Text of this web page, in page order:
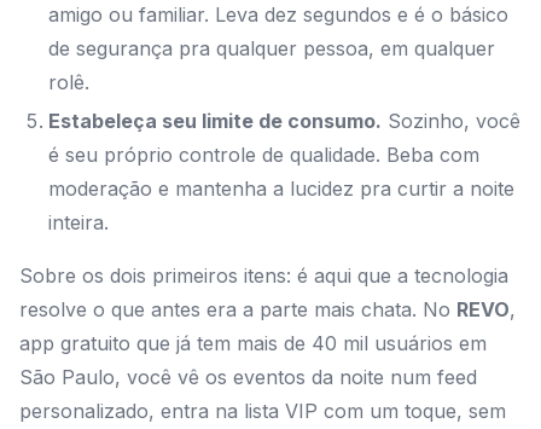
amigo ou familiar. Leva dez segundos e é o básico
de segurança pra qualquer pessoa, em qualquer
rolê.
Estabeleça seu limite de consumo. Sozinho, você
é seu próprio controle de qualidade. Beba com
moderação e mantenha a lucidez pra curtir a noite
inteira.
Sobre os dois primeiros itens: é aqui que a tecnologia
resolve o que antes era a parte mais chata. No REVO,
app gratuito que já tem mais de 40 mil usuários em
São Paulo, você vê os eventos da noite num feed
personalizado, entra na lista VIP com um toque, sem